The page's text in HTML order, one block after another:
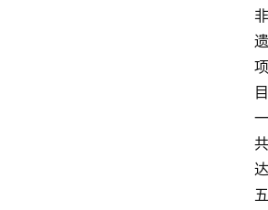
非
遗
项
目
一
共
达
五